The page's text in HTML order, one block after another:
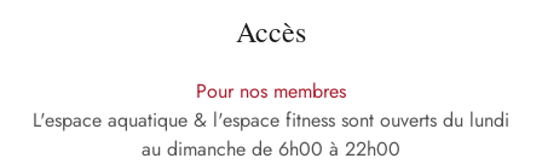
Accès
Pour nos membres
L'espace aquatique & l'espace fitness sont ouverts du lundi
au dimanche de 6h00 à 22h00